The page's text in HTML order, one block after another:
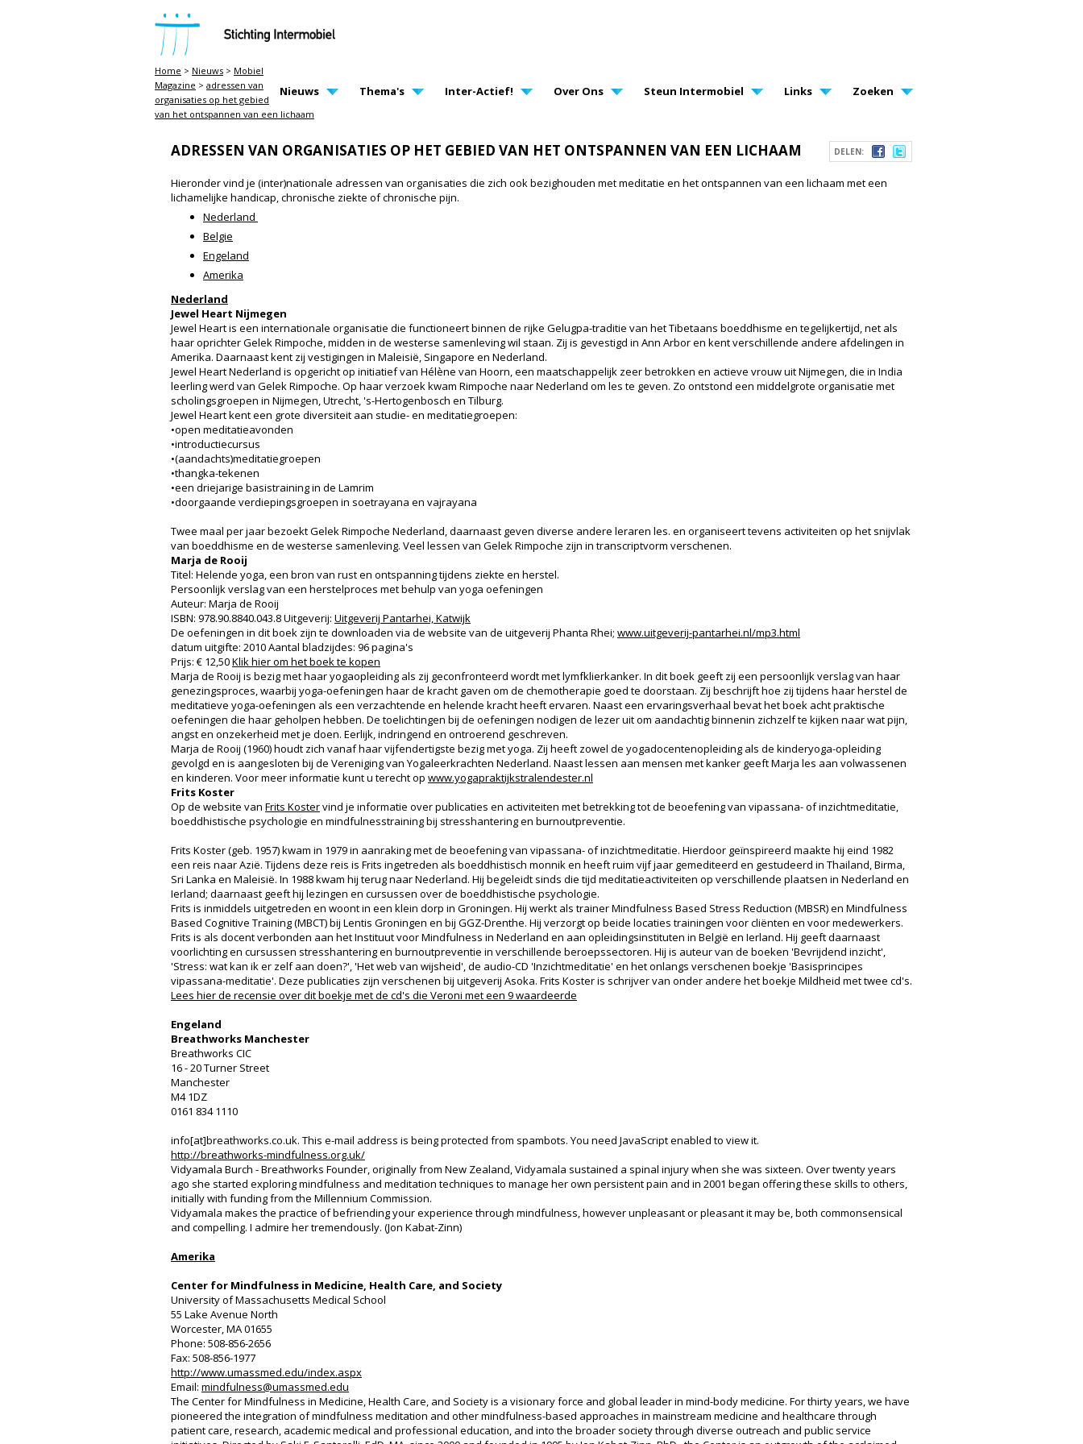
STICHTING INTERMOBIEL
MAIN PAGE NAVIGATION
Nieuws Thema's Inter-Actief! Over Ons Steun Intermobiel Links Zoeken
Home > Nieuws > Mobiel
Magazine > adressen van
organisaties op het gebied
van het ontspannen van een lichaam
DELEN:
ADRESSEN VAN ORGANISATIES OP HET GEBIED VAN HET ONTSPANNEN VAN EEN LICHAAM
Hieronder vind je (inter)nationale adressen van organisaties die zich ook bezighouden met meditatie en het ontspannen van een lichaam met een
lichamelijke handicap, chronische ziekte of chronische pijn.
Nederland
Belgie
Engeland
Amerika
Nederland
Jewel Heart Nijmegen
Jewel Heart is een internationale organisatie die functioneert binnen de rijke Gelugpa-traditie van het Tibetaans boeddhisme en tegelijkertijd, net als
haar oprichter Gelek Rimpoche, midden in de westerse samenleving wil staan. Zij is gevestigd in Ann Arbor en kent verschillende andere afdelingen in
Amerika. Daarnaast kent zij vestigingen in Maleisië, Singapore en Nederland.
Jewel Heart Nederland is opgericht op initiatief van Hélène van Hoorn, een maatschappelijk zeer betrokken en actieve vrouw uit Nijmegen, die in India
leerling werd van Gelek Rimpoche. Op haar verzoek kwam Rimpoche naar Nederland om les te geven. Zo ontstond een middelgrote organisatie met
scholingsgroepen in Nijmegen, Utrecht, 's-Hertogenbosch en Tilburg.
Jewel Heart kent een grote diversiteit aan studie- en meditatiegroepen:
•open meditatieavonden
•introductiecursus
•(aandachts)meditatiegroepen
•thangka-tekenen
•een driejarige basistraining in de Lamrim
•doorgaande verdiepingsgroepen in soetrayana en vajrayana
Twee maal per jaar bezoekt Gelek Rimpoche Nederland, daarnaast geven diverse andere leraren les. en organiseert tevens activiteiten op het snijvlak
van boeddhisme en de westerse samenleving. Veel lessen van Gelek Rimpoche zijn in transcriptvorm verschenen.
Marja de Rooij
Titel: Helende yoga, een bron van rust en ontspanning tijdens ziekte en herstel.
Persoonlijk verslag van een herstelproces met behulp van yoga oefeningen
Auteur: Marja de Rooij
ISBN: 978.90.8840.043.8 Uitgeverij: Uitgeverij Pantarhei, Katwijk
De oefeningen in dit boek zijn te downloaden via de website van de uitgeverij Phanta Rhei; www.uitgeverij-pantarhei.nl/mp3.html
datum uitgifte: 2010 Aantal bladzijdes: 96 pagina's
Prijs: € 12,50Klik hier om het boek te kopen
Marja de Rooij is bezig met haar yogaopleiding als zij geconfronteerd wordt met lymfklierkanker. In dit boek geeft zij een persoonlijk verslag van haar
genezingsproces, waarbij yoga-oefeningen haar de kracht gaven om de chemotherapie goed te doorstaan. Zij beschrijft hoe zij tijdens haar herstel de
meditatieve yoga-oefeningen als een verzachtende en helende kracht heeft ervaren. Naast een ervaringsverhaal bevat het boek acht praktische
oefeningen die haar geholpen hebben. De toelichtingen bij de oefeningen nodigen de lezer uit om aandachtig binnenin zichzelf te kijken naar wat pijn,
angst en onzekerheid met je doen. Eerlijk, indringend en ontroerend geschreven.
Marja de Rooij (1960) houdt zich vanaf haar vijfendertigste bezig met yoga. Zij heeft zowel de yogadocentenopleiding als de kinderyoga-opleiding
gevolgd en is aangesloten bij de Vereniging van Yogaleerkrachten Nederland. Naast lessen aan mensen met kanker geeft Marja les aan volwassenen
en kinderen. Voor meer informatie kunt u terecht op www.yogapraktijkstralendester.nl
Frits Koster
Op de website van Frits Kostervind je informatie over publicaties en activiteiten met betrekking tot de beoefening van vipassana- of inzichtmeditatie,
boeddhistische psychologie en mindfulnesstraining bij stresshantering en burnoutpreventie.
Frits Koster (geb. 1957) kwam in 1979 in aanraking met de beoefening van vipassana- of inzichtmeditatie. Hierdoor geïnspireerd maakte hij eind 1982
een reis naar Azië. Tijdens deze reis is Frits ingetreden als boeddhistisch monnik en heeft ruim vijf jaar gemediteerd en gestudeerd in Thailand, Birma,
Sri Lanka en Maleisië. In 1988 kwam hij terug naar Nederland. Hij begeleidt sinds die tijd meditatieactiviteiten op verschillende plaatsen in Nederland en
Ierland; daarnaast geeft hij lezingen en cursussen over de boeddhistische psychologie.
Frits is inmiddels uitgetreden en woont in een klein dorp in Groningen. Hij werkt als trainer Mindfulness Based Stress Reduction (MBSR) en Mindfulness
Based Cognitive Training (MBCT) bij Lentis Groningen en bij GGZ-Drenthe. Hij verzorgt op beide locaties trainingen voor cliënten en voor medewerkers.
Frits is als docent verbonden aan het Instituut voor Mindfulness in Nederland en aan opleidingsinstituten in België en Ierland. Hij geeft daarnaast
voorlichting en cursussen stresshantering en burnoutpreventie in verschillende beroepssectoren. Hij is auteur van de boeken 'Bevrijdend inzicht',
'Stress: wat kan ik er zelf aan doen?', 'Het web van wijsheid', de audio-CD 'Inzichtmeditatie' en het onlangs verschenen boekje 'Basisprincipes
vipassana-meditatie'. Deze publicaties zijn verschenen bij uitgeverij Asoka. Frits Koster is schrijver van onder andere het boekje Mildheid met twee cd's.
Lees hier de recensie over dit boekje met de cd's die Veroni met een 9 waardeerde
Engeland
Breathworks Manchester
Breathworks CIC
16 - 20 Turner Street
Manchester
M4 1DZ
0161 834 1110
info[at]breathworks.co.uk. This e-mail address is being protected from spambots. You need JavaScript enabled to view it.
http://breathworks-mindfulness.org.uk/
Vidyamala Burch - Breathworks Founder, originally from New Zealand, Vidyamala sustained a spinal injury when she was sixteen. Over twenty years
ago she started exploring mindfulness and meditation techniques to manage her own persistent pain and in 2001 began offering these skills to others,
initially with funding from the Millennium Commission.
Vidyamala makes the practice of befriending your experience through mindfulness, however unpleasant or pleasant it may be, both commonsensical
and compelling. I admire her tremendously. (Jon Kabat-Zinn)
Amerika
Center for Mindfulness in Medicine, Health Care, and Society
University of Massachusetts Medical School
55 Lake Avenue North
Worcester, MA 01655
Phone: 508-856-2656
Fax: 508-856-1977
http://www.umassmed.edu/index.aspx
Email: mindfulness@umassmed.edu
The Center for Mindfulness in Medicine, Health Care, and Society is a visionary force and global leader in mind-body medicine. For thirty years, we have
pioneered the integration of mindfulness meditation and other mindfulness-based approaches in mainstream medicine and healthcare through
patient care, research, academic medical and professional education, and into the broader society through diverse outreach and public service